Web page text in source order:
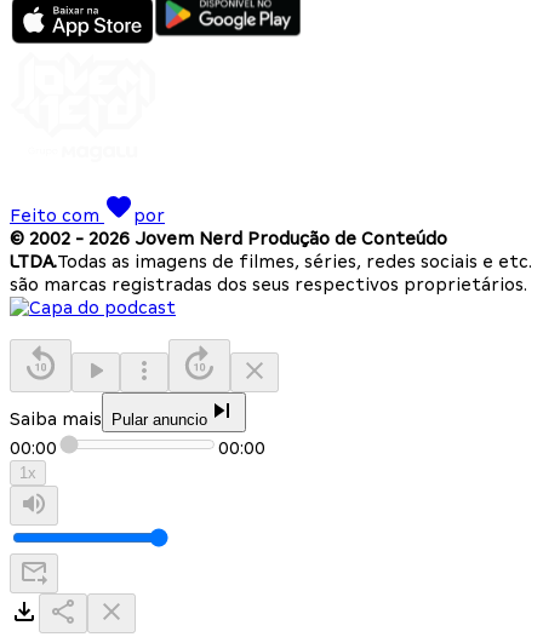
Feito com
por
© 2002 - 2026 Jovem Nerd Produção de Conteúdo
LTDA.Todas as imagens de filmes, séries, redes sociais e etc.
são marcas registradas dos seus respectivos proprietários.
Saiba mais Pular anuncio
00:00 00:00
1x